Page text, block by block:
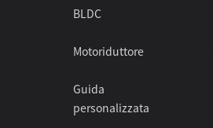
BLDC
Motoriduttore
Guida
personalizzata